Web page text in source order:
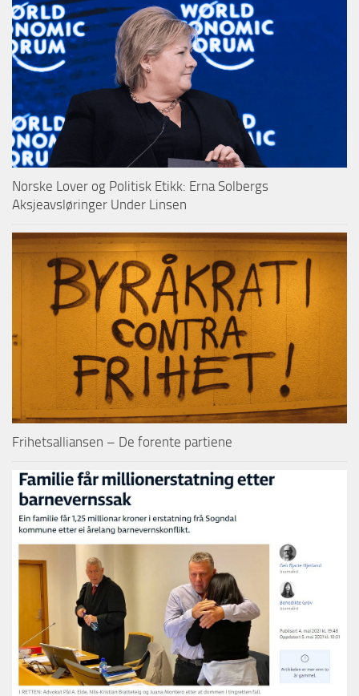
Norske Lover og Politisk Etikk: Erna Solbergs
Aksjeavsløringer Under Linsen
Frihetsalliansen – De forente partiene